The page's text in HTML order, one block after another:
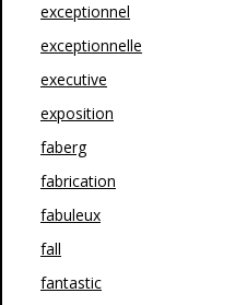
exceptionnel
exceptionnelle
executive
exposition
faberg
fabrication
fabuleux
fall
fantastic